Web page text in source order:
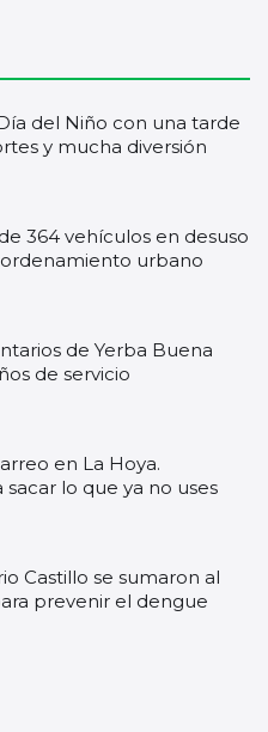
del Niño con una tarde
y mucha diversión
364 vehículos en desuso
urbano
de Yerba Buena
de servicio
en La Hoya.
lo que ya no uses
Castillo se sumaron al
prevenir el dengue